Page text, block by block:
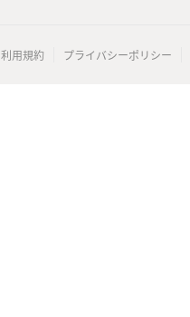
利用規約 プライバシーポリシー